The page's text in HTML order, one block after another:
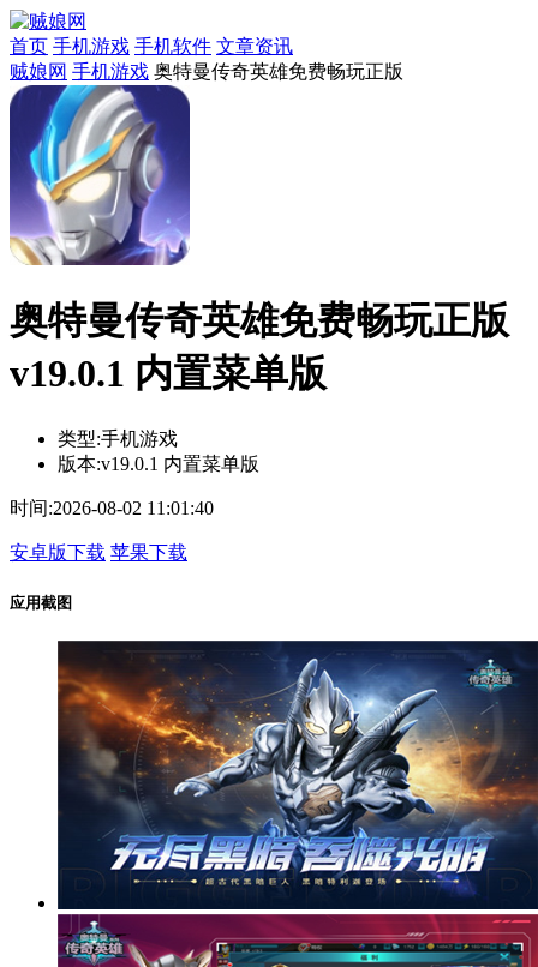
首页 手机游戏 手机软件 文章资讯
贼娘网 手机游戏 奥特曼传奇英雄免费畅玩正版
奥特曼传奇英雄免费畅玩正版
v19.0.1 内置菜单版
类型:手机游戏
版本:v19.0.1 内置菜单版
时间:2026-08-02 11:01:40
安卓版下载 苹果下载
应用截图